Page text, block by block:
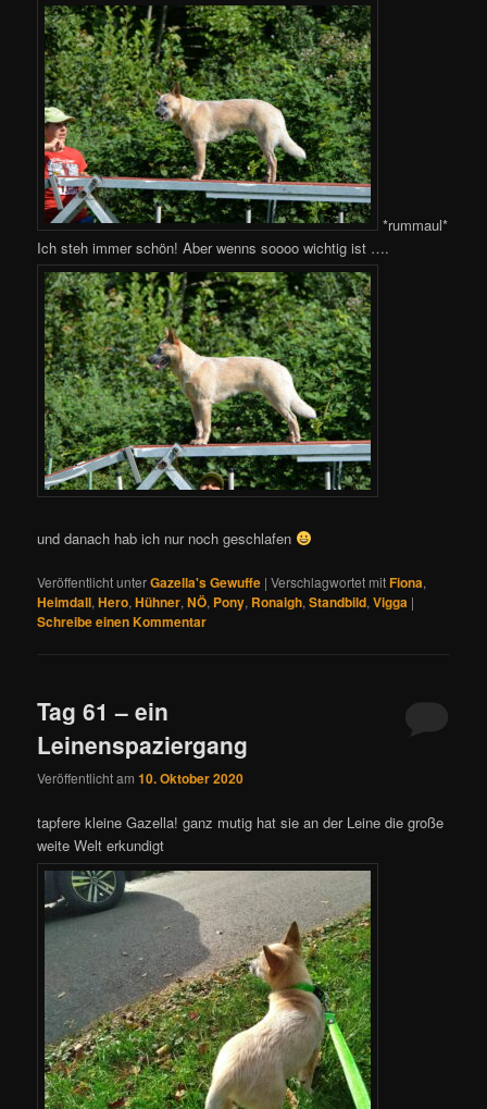
*rummaul*
Ich steh immer schön! Aber wenns soooo wichtig ist ….
und danach hab ich nur noch geschlafen
Veröffentlicht unterGazella's Gewuffe |Verschlagwortet mitFiona,
Heimdall,Hero,Hühner,NÖ, Pony, Ronaigh,Standbild,Vigga |
Schreibe einen Kommentar
Tag 61 – ein
Leinenspaziergang
Veröffentlicht am10. Oktober 2020
tapfere kleine Gazella! ganz mutig hat sie an der Leine die große
weite Welt erkundigt